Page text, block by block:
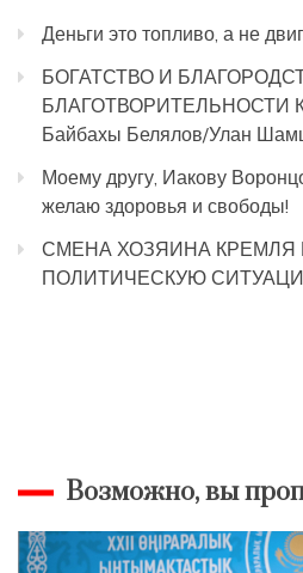
Деньги это топливо, а не
БОГАТСТВО И
БЛАГОТВОРИТЕЛЬНОСТИ
Байбахы Белялов/Улан
Моему другу, Иакову
желаю здоровья и свободы!
СМЕНА ХОЗЯИНА КРЕМЛЯ
ПОЛИТИЧЕСКУЮ
Возможно, вы